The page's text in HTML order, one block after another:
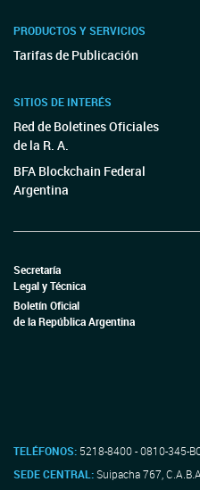
PRODUCTOS Y SERVICIOS
Tarifas de Publicación
SITIOS DE INTERÉS
Red de Boletines Oficiales
de la R. A.
BFA Blockchain Federal
Argentina
Secretaría
Legal y Técnica
Boletín Oficial
de la República Argentina
TELÉFONOS: 5218-8400 - 0810-345-
SEDE CENTRAL:Suipacha 767,